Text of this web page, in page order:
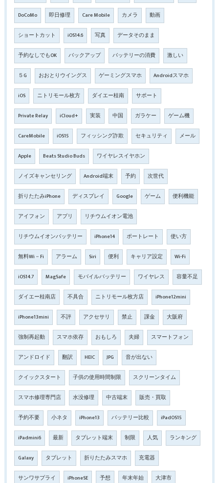
DoCoMo 即日修理 Care Mobile カメラ 動画
ショートカット iOS14.6 写真 データそのまま
予約なしでもOK バックアップ バッテリーの消費 激しい
５G おおとりウイングス ゲーミングスマホ Androidスマホ
iOS ニトリモール枚方 ダイエー桂南 サポート
Private Relay iCloud+ 実装 中国 ガラケー ゲーム機
CareMobile iOS15 フィッシング詐欺 セキュリティ メール
Apple Beats Studio Buds ワイヤレスイヤホン
ノイズキャンセリング Android端末 予約 次世代
折りたたみiPhone ディスプレイ Google ゲーム 便利機能
アイフォン アプリ リチウムイオン電池
リチウムイオンバッテリー iPhone14 ポートレート 使い方
無料Wi－Fi アラーム Siri 便利 キャリア設定 Wi-Fi
iOS14.7 MagSafe モバイルバッテリー ワイヤレス 容量不足
ダイエー桂南店 不具合 ニトリモール枚方店 iPhone12mini
iPhone13mini 不評 アクセサリ 禁止 課金 大阪府
強制再起動 スマホ依存 おもしろ 夫婦 スマートフォン
アンドロイド 翻訳 HEIC JPG 音が出ない
クイックスタート 子供の使用時間制限 スクリーンタイム
スマホ修理専門店 水没修理 中古端末 販売・買取
予約不要 小ネタ iPhone13 バッテリー比較 iPadOS15
iPadmini6 最新 タブレット端末 制限 人気 ランキング
Galaxy タブレット 折りたたみスマホ 充電器
サンワサプライ iPhoneSE 予想 年末年始 大津市